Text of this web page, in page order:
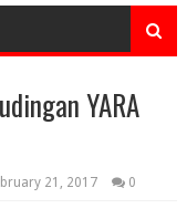
YARA
21, 2017 0